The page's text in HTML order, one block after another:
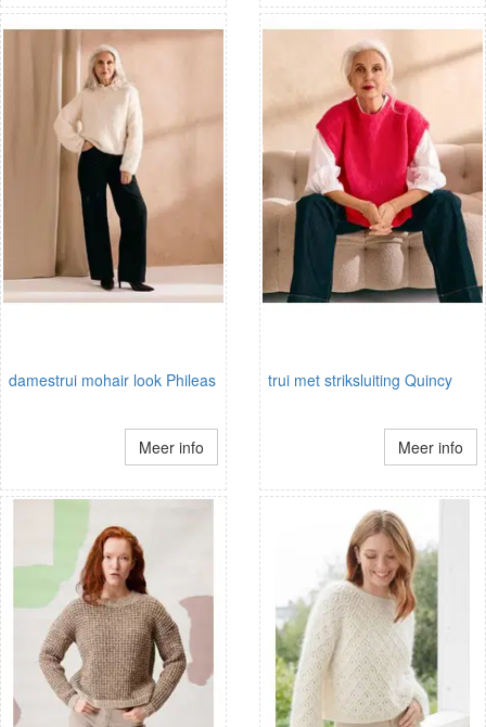
damestrui mohair look Phileas
Meer info
trui met striksluiting Quincy
Meer info